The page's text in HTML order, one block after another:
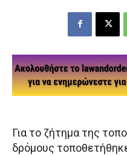
Για το ζήτημα της
δρόμους